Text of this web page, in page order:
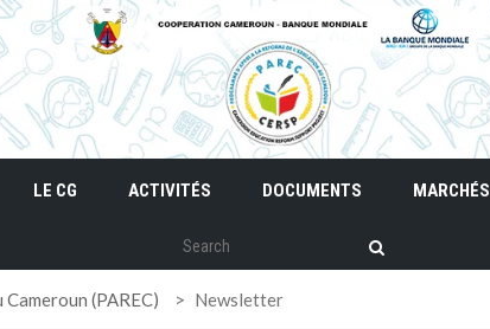
LE CG ACTIVITÉS DOCUMENTS MARCHÉS
(PAREC) > Newsletter